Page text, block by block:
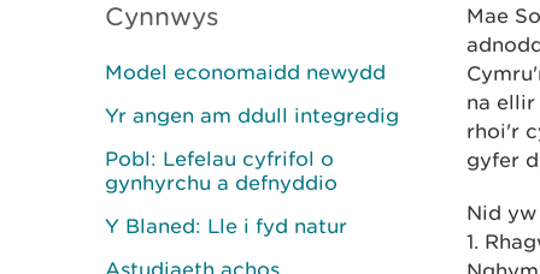
Cynnwys
Model economaidd newydd
Yr angen am ddull integredig
Pobl: Lefelau cyfrifol o
gynhyrchu a defnyddio
Y Blaned: Lle i fyd natur
Astudiaeth achos
Mae
na
rhoi'r
gyfer
Nid
1.